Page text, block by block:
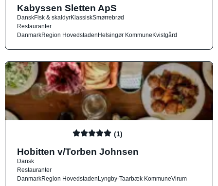
Kabyssen Sletten ApS
DanskFisk & skaldyrKlassiskSmørrebrød
Restauranter
DanmarkRegion HovedstadenHelsingør KommuneKvistgård
(1)
Hobitten v/Torben Johnsen
Dansk
Restauranter
DanmarkRegion HovedstadenLyngby-Taarbæk KommuneVirum